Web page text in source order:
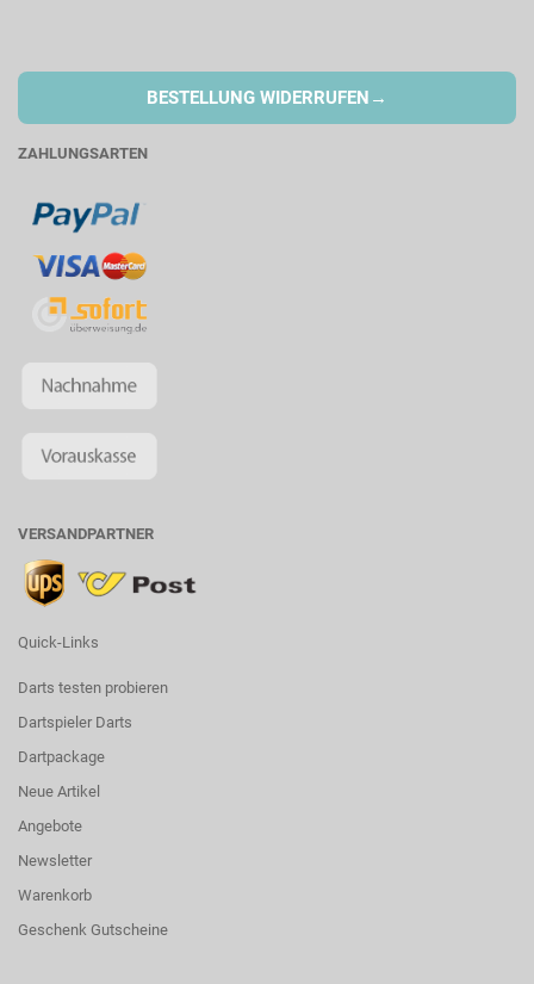
BESTELLUNG WIDERRUFEN →
ZAHLUNGSARTEN
VERSANDPARTNER
Quick-Links
Darts testen probieren
Dartspieler Darts
Dartpackage
Neue Artikel
Angebote
Newsletter
Warenkorb
Geschenk Gutscheine